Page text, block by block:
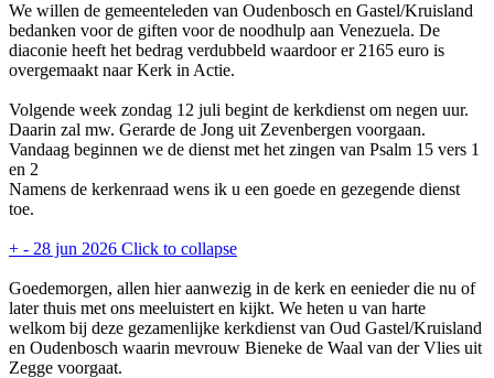
We willen de gemeenteleden van Oudenbosch en Gastel/Kruisland
bedanken voor de giften voor de noodhulp aan Venezuela. De
diaconie heeft het bedrag verdubbeld waardoor er 2165 euro is
overgemaakt naar Kerk in Actie.
Volgende week zondag 12 juli begint de kerkdienst om negen uur.
Daarin zal mw. Gerarde de Jong uit Zevenbergen voorgaan.
Vandaag beginnen we de dienst met het zingen van Psalm 15 vers 1
en 2
Namens de kerkenraad wens ik u een goede en gezegende dienst
toe.
+ - 28 jun 2026 Click to collapse
Goedemorgen, allen hier aanwezig in de kerk en eenieder die nu of
later thuis met ons meeluistert en kijkt. We heten u van harte
welkom bij deze gezamenlijke kerkdienst van Oud Gastel/Kruisland
en Oudenbosch waarin mevrouw Bieneke de Waal van der Vlies uit
Zegge voorgaat.